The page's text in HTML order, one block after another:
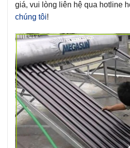
giá, vui lòng liên hệ qua hotline
chúng tôi!